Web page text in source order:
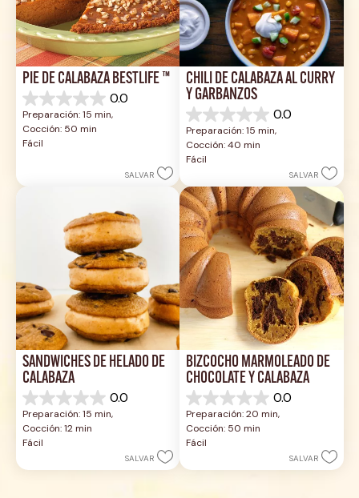
PIE DE CALABAZA BESTLIFE ™
0.0
0.0
de
5
estrellas.
Preparación: 15 min,
Cocción: 50 min
Fácil
SALVAR
CHILI DE CALABAZA AL CURRY
Y GARBANZOS
0.0
0.0
de
5
estrellas.
Preparación: 15 min,
Cocción: 40 min
Fácil
SALVAR
SÁNDWICHES DE HELADO DE
CALABAZA
0.0
0.0
de
5
estrellas.
Preparación: 15 min,
Cocción: 12 min
Fácil
SALVAR
BIZCOCHO MÁRMOLEADO DE
CHOCOLATE Y CALABAZA
0.0
0.0
de
5
estrellas.
Preparación: 20 min,
Cocción: 50 min
Fácil
SALVAR